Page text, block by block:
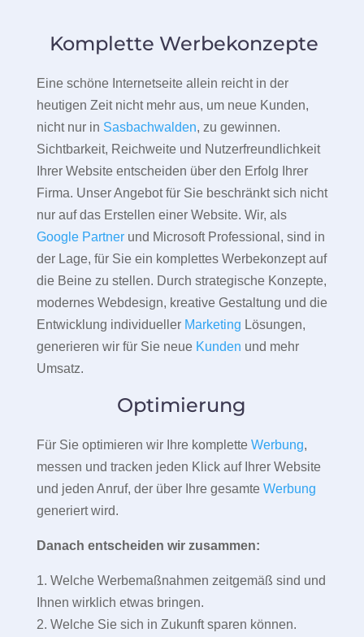
Komplette Werbekonzepte
Eine schöne Internetseite allein reicht in der
heutigen Zeit nicht mehr aus, um neue Kunden,
nicht nur in Sasbachwalden, zu gewinnen.
Sichtbarkeit, Reichweite und Nutzerfreundlichkeit
Ihrer Website entscheiden über den Erfolg Ihrer
Firma. Unser Angebot für Sie beschränkt sich nicht
nur auf das Erstellen einer Website. Wir, als
Google Partnerund Microsoft Professional, sind in
der Lage, für Sie ein komplettes Werbekonzept auf
die Beine zu stellen. Durch strategische Konzepte,
modernes Webdesign, kreative Gestaltung und die
Entwicklung individueller Marketing Lösungen,
generieren wir für Sie neue Kunden und mehr
Umsatz.
Optimierung
Für Sie optimieren wir Ihre komplette Werbung,
messen und tracken jeden Klick auf Ihrer Website
und jeden Anruf, der über Ihre gesamte Werbung
generiert wird.
Danach entscheiden wir zusammen:
1. Welche Werbemaßnahmen zeitgemäß sind und
Ihnen wirklich etwas bringen.
2. Welche Sie sich in Zukunft sparen können.